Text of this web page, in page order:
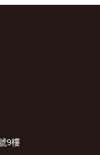
9樓